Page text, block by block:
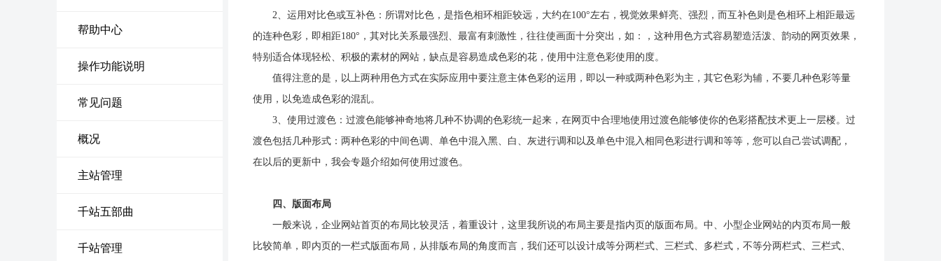
帮助中心
操作功能说明
常见问题
概况
主站管理
千站五部曲
千站管理
2、运用对比色或互补色：所谓对比色，是指色相环相距较远，大约在100°左右，视觉效果鲜亮、强烈，而互补色则是色相环上相距最远
的连种色彩，即相距180°，其对比关系最强烈、最富有刺激性，往往使画面十分突出，如：，这种用色方式容易塑造活泼、韵动的网页效果，
特别适合体现轻松、积极的素材的网站，缺点是容易造成色彩的花，使用中注意色彩使用的度。
值得注意的是，以上两种用色方式在实际应用中要注意主体色彩的运用，即以一种或两种色彩为主，其它色彩为辅，不要几种色彩等量
使用，以免造成色彩的混乱。
3、使用过渡色：过渡色能够神奇地将几种不协调的色彩统一起来，在网页中合理地使用过渡色能够使你的色彩搭配技术更上一层楼。过
渡色包括几种形式：两种色彩的中间色调、单色中混入黑、白、灰进行调和以及单色中混入相同色彩进行调和等等，您可以自己尝试调配，
在以后的更新中，我会专题介绍如何使用过渡色。
四、版面布局
一般来说，企业网站首页的布局比较灵活，着重设计，这里我所说的布局主要是指内页的版面布局。中、小型企业网站的内页布局一般
比较简单，即内页的一栏式版面布局，从排版布局的角度而言，我们还可以设计成等分两栏式、三栏式、多栏式，不等分两栏式、三栏式、